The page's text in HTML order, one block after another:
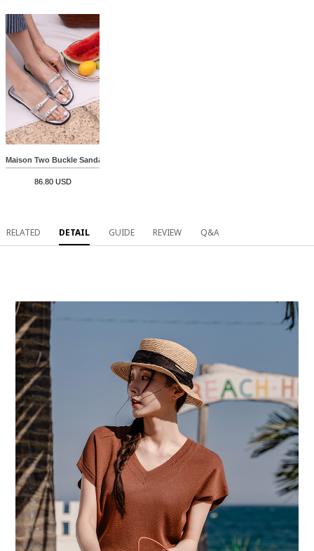
Maison Two Buckle Sandals
86.80 USD
RELATED DETAIL GUIDE REVIEW Q&A